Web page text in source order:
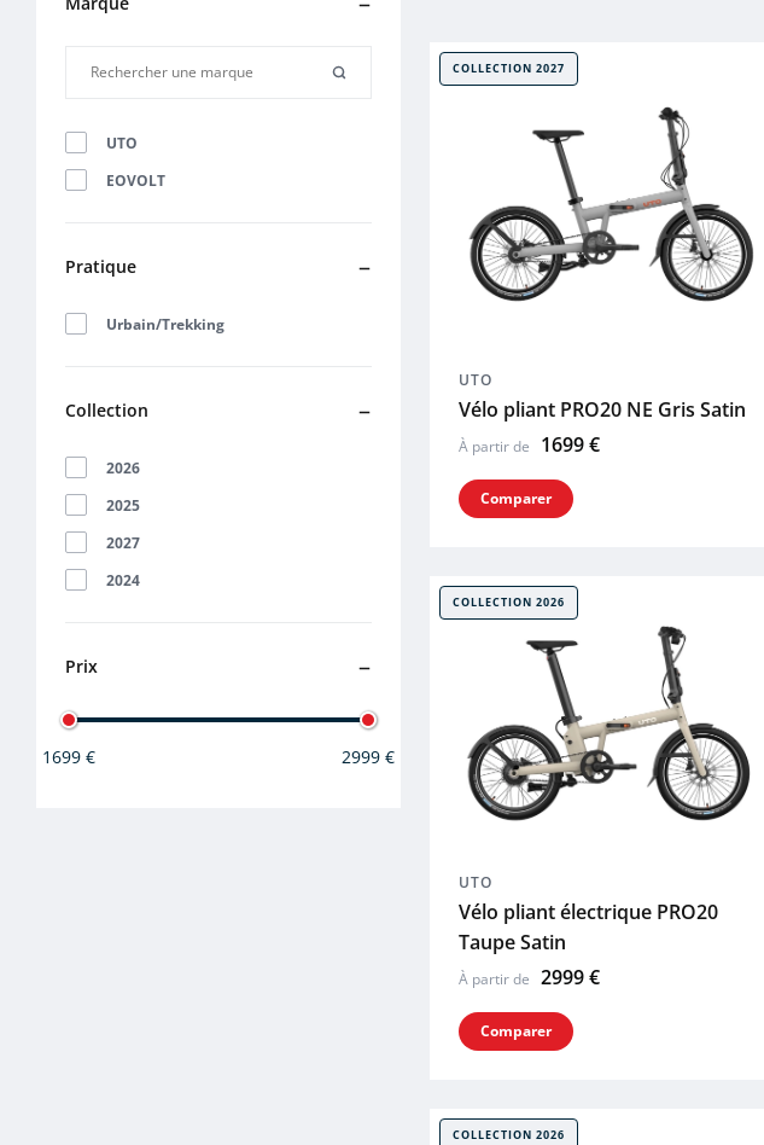
UTO
EOVOLT
Pratique
Urbain/Trekking
Collection
2026
2025
2027
2024
Prix
1699 € 2999 €
COLLECTION 2027
UTO
Vélo pliant PRO20 NE Gris Satin
À partir de 1699 €
Comparer
COLLECTION 2026
UTO
Vélo pliant électrique PRO20
Taupe Satin
À partir de 2999 €
Comparer
COLLECTION 2026